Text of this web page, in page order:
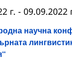
научна
г. - 09.09.2022